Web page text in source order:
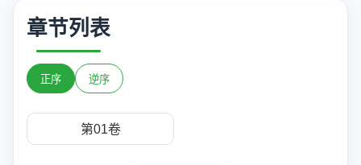
章节列表
正序 逆序
第01卷